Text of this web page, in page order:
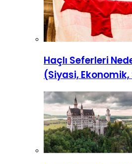
Haçlı Seferleri
(Siyasi,